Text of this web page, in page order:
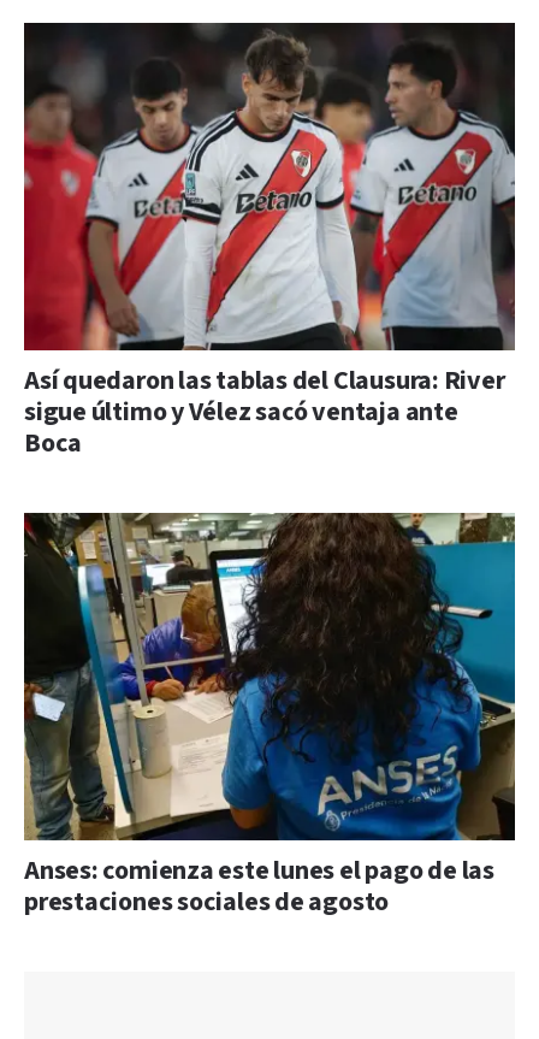
Así quedaron las tablas del Clausura: River
sigue último y Vélez sacó ventaja ante
Boca
Anses: comienza este lunes el pago de las
prestaciones sociales de agosto